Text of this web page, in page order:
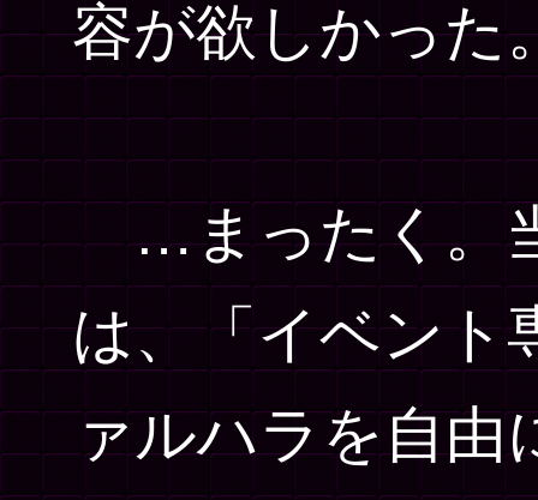
容が欲しかった
…まったく。
は、「イベント
ァルハラを自由